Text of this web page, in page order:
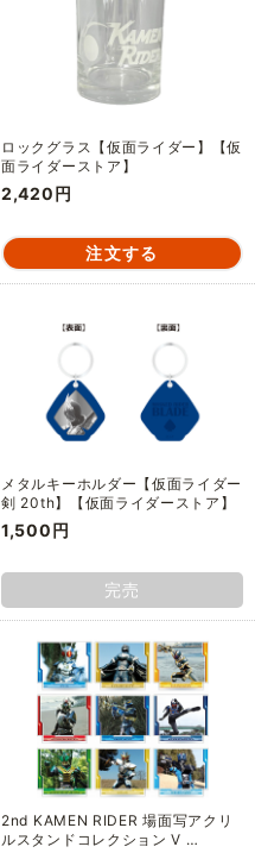
ロックグラス【仮面ライダー】【仮
面ライダーストア】
2,420円
メタルキーホルダー【仮面ライダー
剣 20th】【仮面ライダーストア】
1,500円
完売
2nd KAMEN RIDER 場面写アクリ
ルスタンドコレクション V …